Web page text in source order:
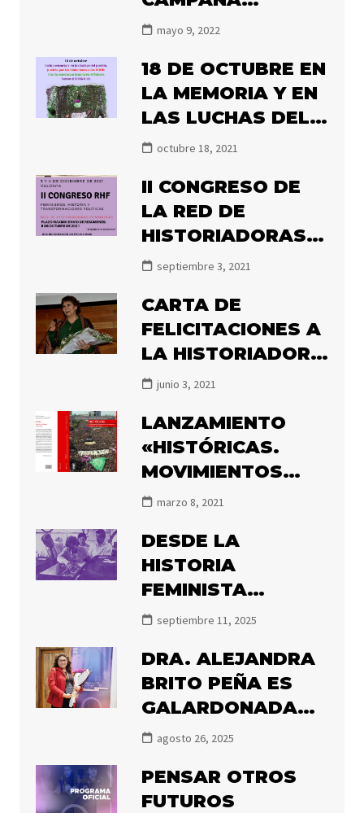
#ILLANESALNACIO
mayo 9, 2022
18 DE OCTUBRE EN
LA MEMORIA Y EN
LAS LUCHAS DEL
PUEBLO.
octubre 18, 2021
II CONGRESO DE
LA RED DE
HISTORIADORAS
FEMINISTAS 2021
septiembre 3, 2021
CARTA DE
FELICITACIONES A
LA HISTORIADORA
MARÍA ANGÉLICA
PREMIO ATENEA
2020
junio 3, 2021
LANZAMIENTO
«HISTÓRICAS.
MOVIMIENTOS
FEMINISTAS Y DE
CHILE, 1850-2020»
marzo 8, 2021
DESDE LA
HISTORIA
FEMINISTA
DECIMOS NUNCA
septiembre 11, 2025
DRA. ALEJANDRA
BRITO PEÑA ES
GALARDONADA
CON EL PREMIO
2025
agosto 26, 2025
PENSAR OTROS
FUTUROS